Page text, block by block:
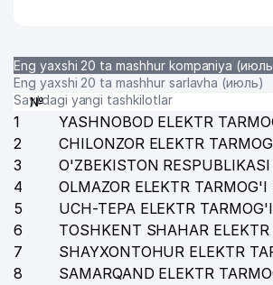
Eng yaxshi 20 ta mashhur kompaniya
Eng yaxshi 20 ta mashhur sarlavha (июль)
Saytdagi yangi tashkilotlar
№
1 YASHNOBOD ELEKTR
2
CHILONZOR ELEKTR
3
O'ZBEKISTON
4
OLMAZOR ELEKTR
5
UCH-TEPA ELEKTR
6
TOSHKENT SHAHAR
7
SHAYXONTOHUR ELEKTR
8
SAMARQAND ELEKTR